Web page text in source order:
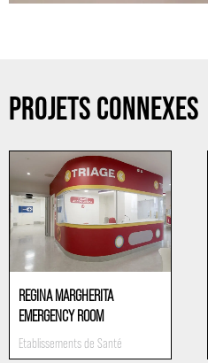
PROJETS CONNEXES
REGINA MARGHERITA
EMERGENCY ROOM
Etablissements de Santé